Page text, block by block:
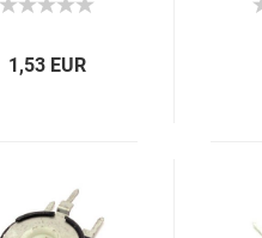
1,53 EUR